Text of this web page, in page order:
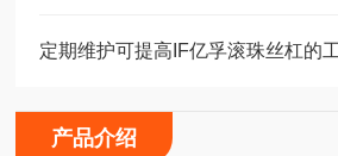
定期维护可提高IF亿孚滚珠丝杠的
产品介绍